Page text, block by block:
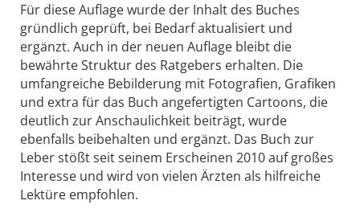
Für diese Auflage wurde der Inhalt des Buches
gründlich geprüft, bei Bedarf aktualisiert und
ergänzt. Auch in der neuen Auflage bleibt die
bewährte Struktur des Ratgebers erhalten. Die
umfangreiche Bebilderung mit Fotografien, Grafiken
und extra für das Buch angefertigten Cartoons, die
deutlich zur Anschaulichkeit beiträgt, wurde
ebenfalls beibehalten und ergänzt. Das Buch zur
Leber stößt seit seinem Erscheinen 2010 auf großes
Interesse und wird von vielen Ärzten als hilfreiche
Lektüre empfohlen.